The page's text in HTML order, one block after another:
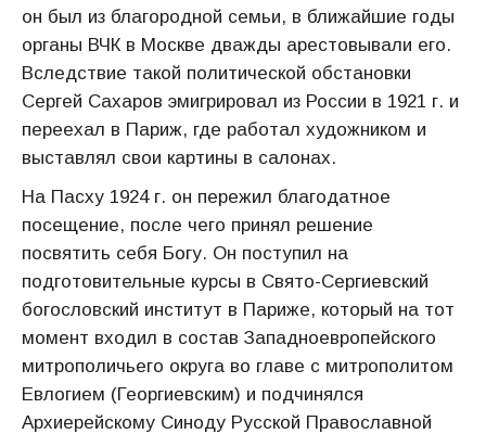
он был из благородной семьи, в ближайшие годы
органы ВЧК в Москве дважды арестовывали его.
Вследствие такой политической обстановки
Сергей Сахаров эмигрировал из России в 1921 г. и
переехал в Париж, где работал художником и
выставлял свои картины в салонах.
На Пасху 1924 г. он пережил благодатное
посещение, после чего принял решение
посвятить себя Богу. Он поступил на
подготовительные курсы в Свято-Сергиевский
богословский институт в Париже, который на тот
момент входил в состав Западноевропейского
митрополичьего округа во главе с митрополитом
Евлогием (Георгиевским) и подчинялся
Архиерейскому Синоду Русской Православной